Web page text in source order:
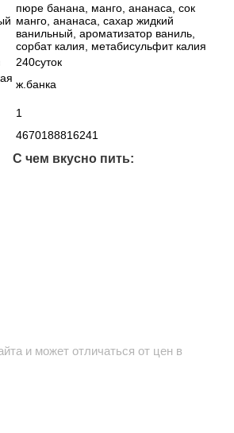
пюре банана, манго, ананаса, сок
манго, ананаса, сахар жидкий
ванильный, ароматизатор ваниль,
сорбат калия, метабисульфит калия
240cуток
ж.банка
1
4670188816241
С чем вкусно пить:
и может отличаться от цен в